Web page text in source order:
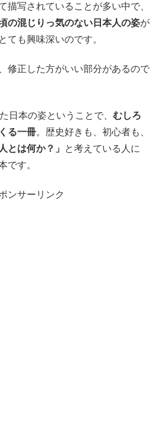
描写されていることが多い中で、
の混じりっ気のない日本人の姿が
ても興味深いのです。
修正した方がいい部分があるので
日本の姿ということで、 むしろ
る一冊。歴史好きも、初心者も、
とは何か？」
と考えている人に
です。
ンサーリンク